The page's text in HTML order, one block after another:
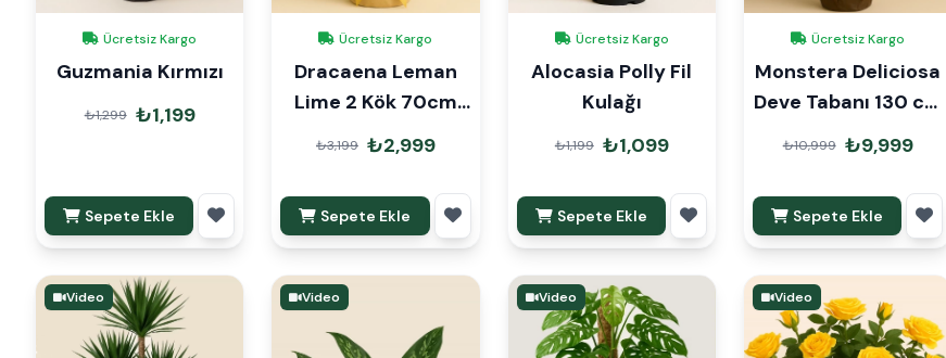
Ücretsiz Kargo
Guzmania Kırmızı
₺1,299 ₺1,199
Sepete Ekle
Ücretsiz Kargo
Dracaena Leman
Lime 2 Kök 70cm
Hediye Paketli
₺3,199 ₺2,999
Sepete Ekle
Ücretsiz Kargo
Alocasia Polly Fil
Kulağı
₺1,199 ₺1,099
Sepete Ekle
Ücretsiz Kargo
Monstera Deliciosa
Deve Tabanı 130 cm
Mons Çubuklu
₺10,999 ₺9,999
Sepete Ekle
Video Video Video Video